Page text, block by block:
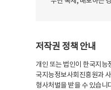
저작권 정책 안내
개인 또는 법인이 한국지능
국지능정보사회진흥원과
형사처벌을 받을 수 있습니